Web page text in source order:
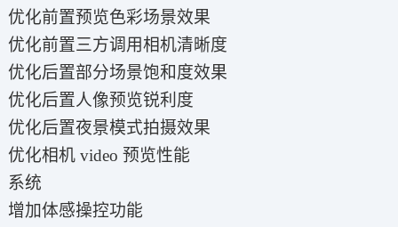
优化前置预览色彩场景效果
优化前置三方调用相机清晰度
优化后置部分场景饱和度效果
优化后置人像预览锐利度
优化后置夜景模式拍摄效果
优化相机 video 预览性能
系统
增加体感操控功能